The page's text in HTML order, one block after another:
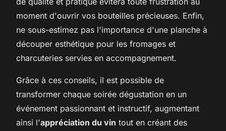
moment d'ouvrir vos bouteilles précieuses. Enfin,
ne sous-estimez pas l'importance d'une planche à
découper esthétique pour les fromages et
charcuteries servies en accompagnement.
Grâce à ces conseils, il est possible de
transformer chaque soirée dégustation en un
événement passionnant et instructif, augmentant
ainsi l'appréciation du vin tout en créant des